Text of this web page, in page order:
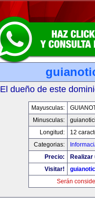
El dueño de este
Mayusculas:
Minusculas:
Longitud:
12
Categorias:
Precio:
Realizar
Visitar!
Serán